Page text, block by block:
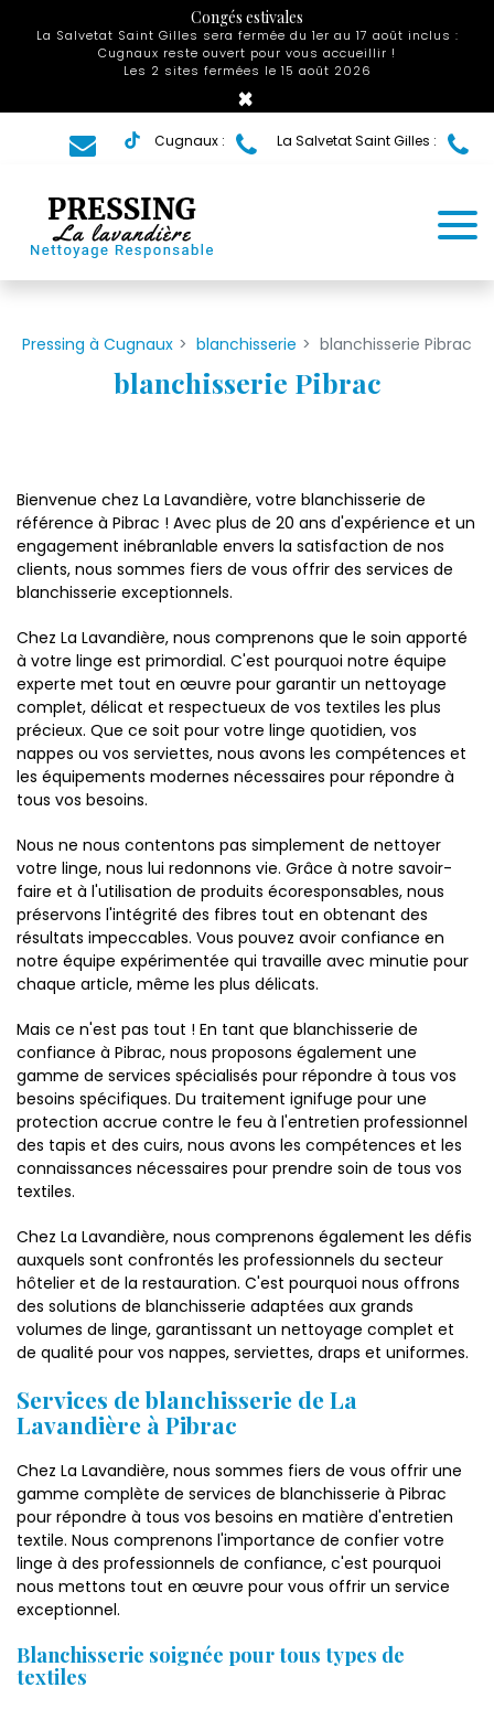
Congés estivales
La Salvetat Saint Gilles sera fermée du 1er au 17 août inclus :
Cugnaux reste ouvert pour vous accueillir !
Les 2 sites fermées le 15 août 2026
×
Cugnaux : La Salvetat Saint Gilles :
Pressing à Cugnaux blanchisserie blanchisserie Pibrac
blanchisserie Pibrac
Bienvenue chez La Lavandière, votre blanchisserie de
référence à Pibrac ! Avec plus de 20 ans d'expérience et un
engagement inébranlable envers la satisfaction de nos
clients, nous sommes fiers de vous offrir des services de
blanchisserie exceptionnels.
Chez La Lavandière, nous comprenons que le soin apporté
à votre linge est primordial. C'est pourquoi notre équipe
experte met tout en œuvre pour garantir un nettoyage
complet, délicat et respectueux de vos textiles les plus
précieux. Que ce soit pour votre linge quotidien, vos
nappes ou vos serviettes, nous avons les compétences et
les équipements modernes nécessaires pour répondre à
tous vos besoins.
Nous ne nous contentons pas simplement de nettoyer
votre linge, nous lui redonnons vie. Grâce à notre savoir-
faire et à l'utilisation de produits écoresponsables, nous
préservons l'intégrité des fibres tout en obtenant des
résultats impeccables. Vous pouvez avoir confiance en
notre équipe expérimentée qui travaille avec minutie pour
chaque article, même les plus délicats.
Mais ce n'est pas tout ! En tant que blanchisserie de
confiance à Pibrac, nous proposons également une
gamme de services spécialisés pour répondre à tous vos
besoins spécifiques. Du traitement ignifuge pour une
protection accrue contre le feu à l'entretien professionnel
des tapis et des cuirs, nous avons les compétences et les
connaissances nécessaires pour prendre soin de tous vos
textiles.
Chez La Lavandière, nous comprenons également les défis
auxquels sont confrontés les professionnels du secteur
hôtelier et de la restauration. C'est pourquoi nous offrons
des solutions de blanchisserie adaptées aux grands
volumes de linge, garantissant un nettoyage complet et
de qualité pour vos nappes, serviettes, draps et uniformes.
Services de blanchisserie de La
Lavandière à Pibrac
Chez La Lavandière, nous sommes fiers de vous offrir une
gamme complète de services de blanchisserie à Pibrac
pour répondre à tous vos besoins en matière d'entretien
textile. Nous comprenons l'importance de confier votre
linge à des professionnels de confiance, c'est pourquoi
nous mettons tout en œuvre pour vous offrir un service
exceptionnel.
Blanchisserie soignée pour tous types de
textiles
Panneau de gestion des cookies